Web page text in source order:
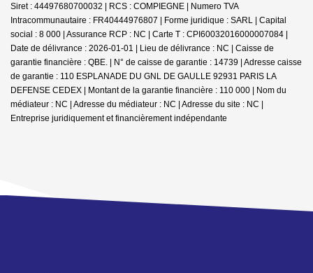
Siret : 44497680700032 | RCS : COMPIEGNE | Numero TVA
Intracommunautaire : FR40444976807 | Forme juridique : SARL | Capital
social : 8 000 | Assurance RCP : NC | Carte T : CPI60032016000007084 |
Date de délivrance : 2026-01-01 | Lieu de délivrance : NC | Caisse de
garantie financière : QBE. | N° de caisse de garantie : 14739 | Adresse caisse
de garantie : 110 ESPLANADE DU GNL DE GAULLE 92931 PARIS LA
DEFENSE CEDEX | Montant de la garantie financière : 110 000 | Nom du
médiateur : NC | Adresse du médiateur : NC | Adresse du site : NC |
Entreprise juridiquement et financièrement indépendante